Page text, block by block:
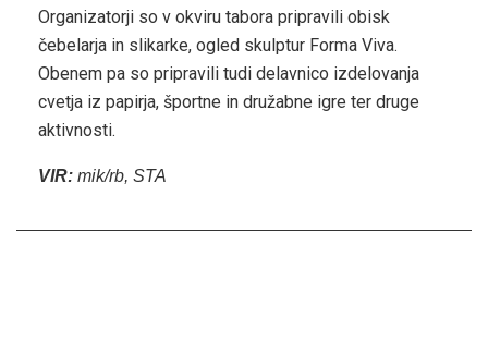
Organizatorji so v okviru tabora pripravili obisk
čebelarja in slikarke, ogled skulptur Forma Viva.
Obenem pa so pripravili tudi delavnico izdelovanja
cvetja iz papirja, športne in družabne igre ter druge
aktivnosti.
VIR: mik/rb, STA